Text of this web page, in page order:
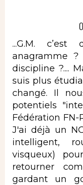
...G.M.
anagramme
discipline ?....
suis plus
changé. Il
potentiels
Fédération FN-
J'ai déjà un
intelligent,
visqueux)
retourner
gardant un